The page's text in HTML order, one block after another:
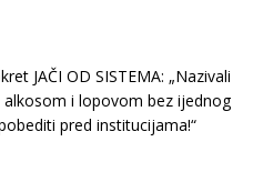
JAČI OD SISTEMA: „Nazivali
i lopovom bez ijednog
pred institucijama!“